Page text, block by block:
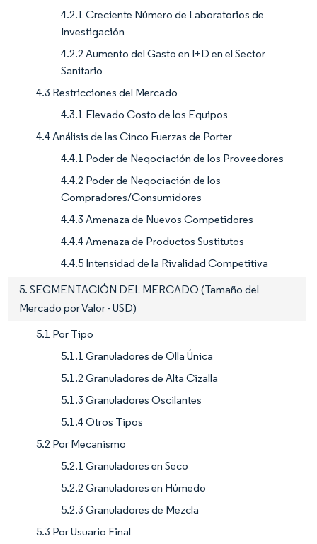
4.2.1 Creciente Número de Laboratorios de
Investigación
4.2.2 Aumento del Gasto en I+D en el Sector
Sanitario
4.3 Restricciones del Mercado
4.3.1 Elevado Costo de los Equipos
4.4 Análisis de las Cinco Fuerzas de Porter
4.4.1 Poder de Negociación de los Proveedores
4.4.2 Poder de Negociación de los
Compradores/Consumidores
4.4.3 Amenaza de Nuevos Competidores
4.4.4 Amenaza de Productos Sustitutos
4.4.5 Intensidad de la Rivalidad Competitiva
5. SEGMENTACIÓN DEL MERCADO (Tamaño del
Mercado por Valor - USD)
5.1 Por Tipo
5.1.1 Granuladores de Olla Única
5.1.2 Granuladores de Alta Cizalla
5.1.3 Granuladores Oscilantes
5.1.4 Otros Tipos
5.2 Por Mecanismo
5.2.1 Granuladores en Seco
5.2.2 Granuladores en Húmedo
5.2.3 Granuladores de Mezcla
5.3 Por Usuario Final